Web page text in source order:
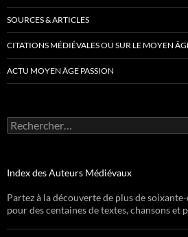
SOURCES & ARTICLES
CITATIONS MÉDIÉVALES OU SUR LE MOYEN
ACTU MOYEN ÂGE PASSION
Rechercher :
Index des Auteurs Médiévaux
Partez à la découverte de plus de
pour des centaines de textes, chansons et